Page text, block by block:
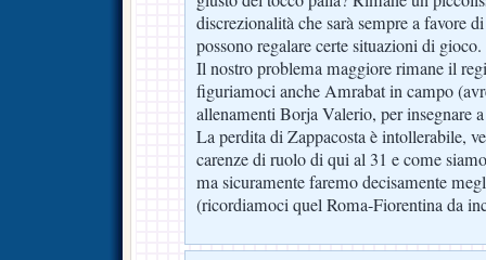
discrezionalità che sarà sempre a favore
possono regalare certe situazioni di gioco.
Il nostro problema maggiore rimane il
figuriamoci anche Amrabat in campo
allenamenti Borja Valerio, per insegnare
La perdita di Zappacosta è intollerabile,
carenze di ruolo di qui al 31 e come
ma sicuramente faremo decisamente
(ricordiamoci quel Roma-Fiorentina da